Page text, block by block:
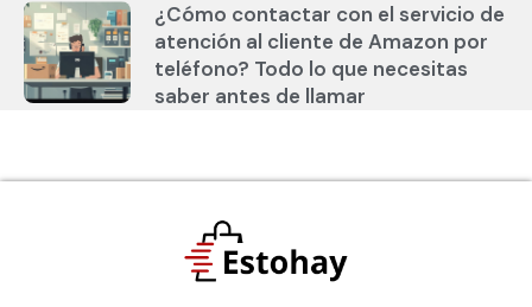
¿Cómo contactar con el servicio de
atención al cliente de Amazon por
teléfono? Todo lo que necesitas
saber antes de llamar